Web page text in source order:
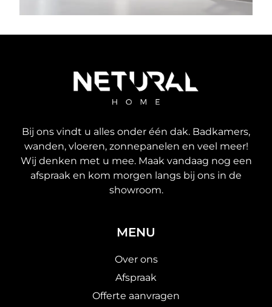
Bij ons vindt u alles onder één dak. Badkamers,
wanden, vloeren, zonnepanelen en veel meer!
Wij denken met u mee. Maak vandaag nog een
afspraak en kom morgen langs bij ons in de
showroom.
MENU
Over ons
Afspraak
Offerte aanvragen